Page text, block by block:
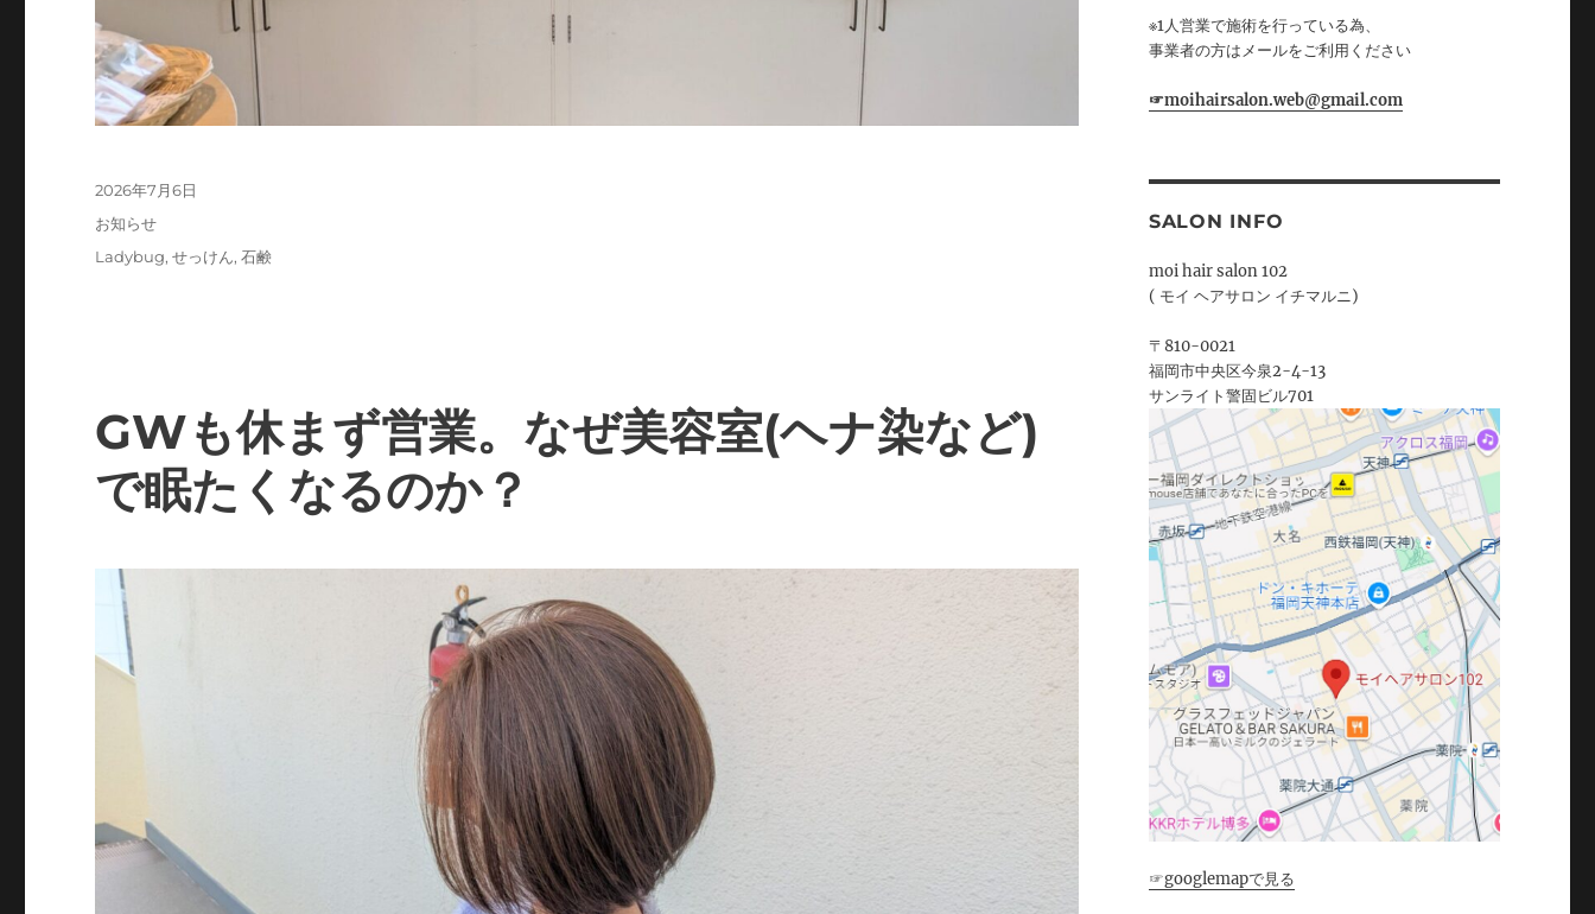
投
稿
2026年7月6日
カ
お知らせ
タ
Ladybug,せっけん,石鹸
GWも休まず営業。なぜ美容室(ヘナ染など)
で眠たくなるのか？
※1人営業で施術を行っている為、
事業者の方はメールをご利用ください
☞moihairsalon.web@gmail.com
SALON INFO
moi hair salon 102
( モイ ヘアサロン イチマルニ)
〒810-0021
福岡市中央区今泉2-4-13
サンライト警固ビル701
☞googlemapで見る